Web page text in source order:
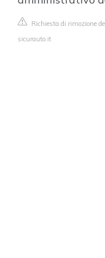
Richiesta di rimozione
sicurauto.it